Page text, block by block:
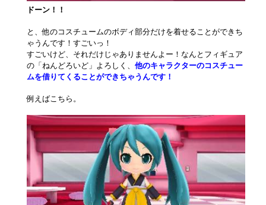
ドーン！！
と、他のコスチュームのボディ部分だけを着せることができち
ゃうんです！すごいっ！
すごいけど、それだけじゃありませんよー！なんとフィギュア
の「ねんどろいど」よろしく、 他のキャラクターのコスチュー
ムを借りてくることができちゃうんです！
例えばこちら。